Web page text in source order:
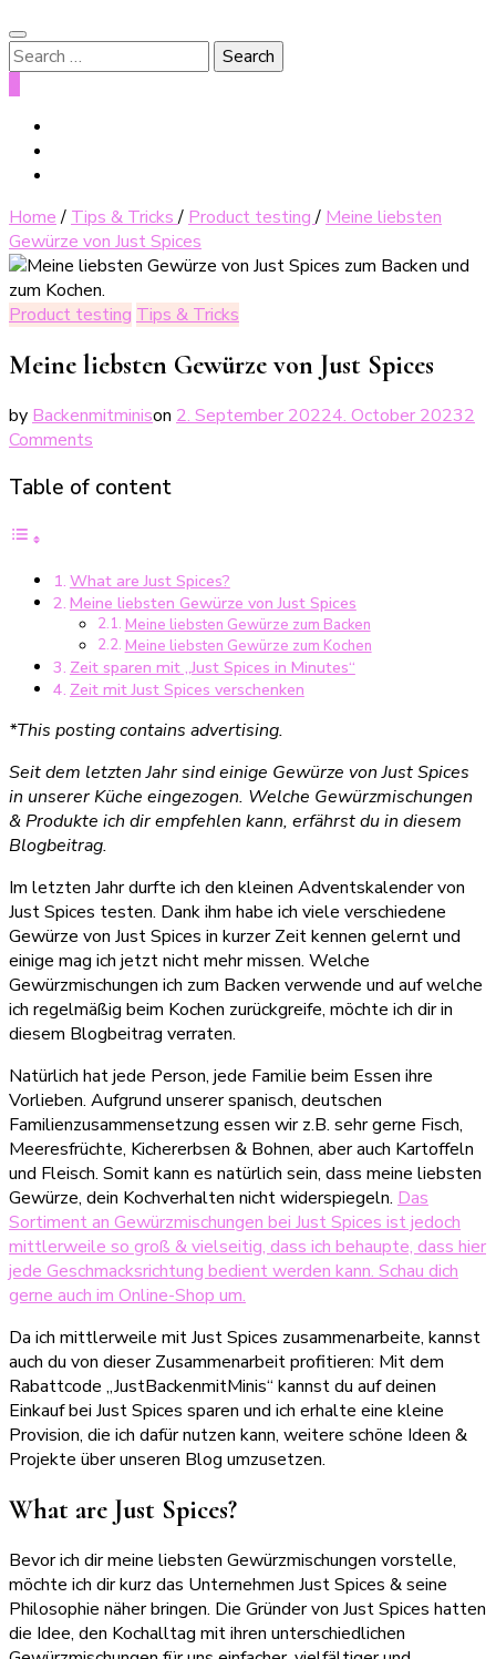
Search
for:
Home / Tips & Tricks/ Product testing/ Meine liebsten
Gewürze von Just Spices
Product testing Tips & Tricks
Meine liebsten Gewürze von Just Spices
by Backenmitminison 2. September 20224. October 20232
Comments
liebsten
Spices
Table of content
What are Just Spices?
Meine liebsten Gewürze von Just Spices
Meine liebsten Gewürze zum Backen
Meine liebsten Gewürze zum Kochen
Zeit sparen mit „Just Spices in Minutes“
Zeit mit Just Spices verschenken
*This posting contains advertising.
Seit dem letzten Jahr sind einige Gewürze von Just Spices
in unserer Küche eingezogen. Welche Gewürzmischungen
& Produkte ich dir empfehlen kann, erfährst du in diesem
Blogbeitrag.
Im letzten Jahr durfte ich den kleinen Adventskalender von
Just Spices testen. Dank ihm habe ich viele verschiedene
Gewürze von Just Spices in kurzer Zeit kennen gelernt und
einige mag ich jetzt nicht mehr missen. Welche
Gewürzmischungen ich zum Backen verwende und auf welche
ich regelmäßig beim Kochen zurückgreife, möchte ich dir in
diesem Blogbeitrag verraten.
Natürlich hat jede Person, jede Familie beim Essen ihre
Vorlieben. Aufgrund unserer spanisch, deutschen
Familienzusammensetzung essen wir z.B. sehr gerne Fisch,
Meeresfrüchte, Kichererbsen & Bohnen, aber auch Kartoffeln
und Fleisch. Somit kann es natürlich sein, dass meine liebsten
Gewürze, dein Kochverhalten nicht widerspiegeln. Das
Sortiment an Gewürzmischungen bei Just Spices ist jedoch
mittlerweile so groß & vielseitig, dass ich behaupte, dass hier
jede Geschmacksrichtung bedient werden kann. Schau dich
gerne auch im Online-Shop um.
Da ich mittlerweile mit Just Spices zusammenarbeite, kannst
auch du von dieser Zusammenarbeit profitieren: Mit dem
Rabattcode „JustBackenmitMinis“ kannst du auf deinen
Einkauf bei Just Spices sparen und ich erhalte eine kleine
Provision, die ich dafür nutzen kann, weitere schöne Ideen &
Projekte über unseren Blog umzusetzen.
What are Just Spices?
Bevor ich dir meine liebsten Gewürzmischungen vorstelle,
möchte ich dir kurz das Unternehmen Just Spices & seine
Philosophie näher bringen. Die Gründer von Just Spices hatten
die Idee, den Kochalltag mit ihren unterschiedlichen